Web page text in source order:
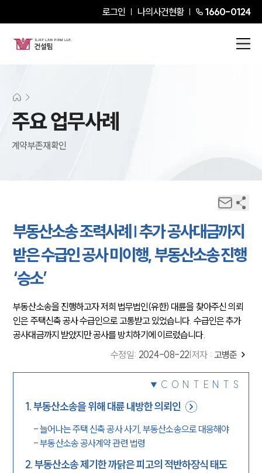
로그인 나의사건현황 1660-0124
주요 업무사례
계약부존재확인
부동산소송 조력사례 | 추가 공사대금까지
받은 수급인 공사 미이행, 부동산소송 진행
‘승소’
부동산소송을 진행하고자 저희 법무법인(유한) 대륜을 찾아주신 의뢰
인은 주택신축 공사 수급인으로 고통받고 있었습니다. 수급인은 추가
공사대금까지 받았지만 공사를 방치하기에 이르렀습니다.
수정일: 2024-08-22 저자 : 고병준
CONTENTS
1.부동산소송을 위해 대륜 내방한 의뢰인
-늘어나는 주택 신축 공사 사기, 부동산소송으로 대응해야
-부동산소송 공사계약 관련 법령
2.부동산소송 제기한 까닭은 피고의 적반하장식 태도